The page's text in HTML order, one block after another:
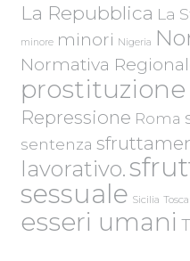
La Repubblica La
minore minori Nigeria
Normativa
prostituzione
Repressione Roma
sentenza
lavorativo.
sessuale Sicilia
esseri umani